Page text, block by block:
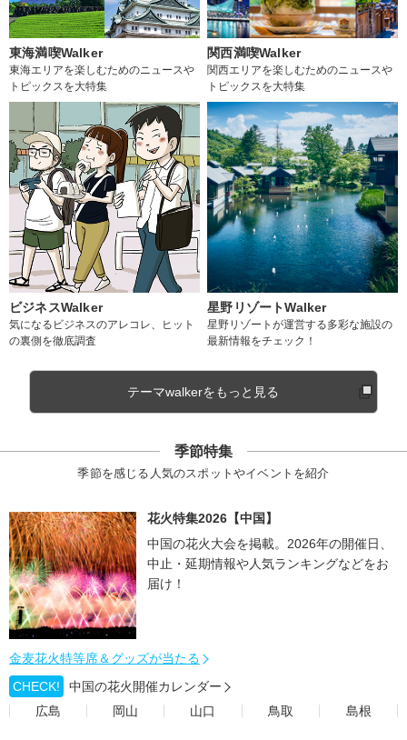
東海満喫Walker
東海エリアを楽しむためのニュースや
トピックスを大特集
関西満喫Walker
関西エリアを楽しむためのニュースや
トピックスを大特集
ビジネスWalker
気になるビジネスのアレコレ、ヒット
の裏側を徹底調査
星野リゾートWalker
星野リゾートが運営する多彩な施設の
最新情報をチェック！
テーマwalkerをもっと見る
季節特集
季節を感じる人気のスポットやイベントを紹介
花火特集2026【中国】
中国の花火大会を掲載。2026年の開催日、
中止・延期情報や人気ランキングなどをお
届け！
金麦花火特等席＆グッズが当たる
CHECK!
中国の花火開催カレンダー
広島
岡山 山口 鳥取 島根